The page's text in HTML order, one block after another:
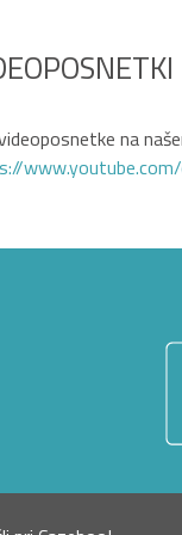
na
www.youtube.com/